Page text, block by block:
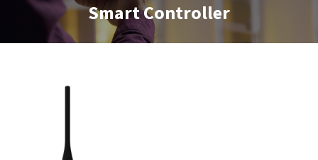
Smart Controller